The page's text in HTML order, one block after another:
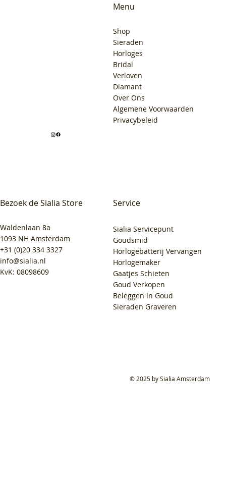
Bezoek de Sialia Store
Waldenlaan 8a
1093 NH Amsterdam
+31 (0)20 334 3327
info@sialia.nl
KvK: 08098609
Menu
Shop
Sieraden
Horloges
Bridal
Verloven
Diamant
Over Ons
Algemene Voorwaarden
Privacybeleid
Service
Sialia Servicepunt
Goudsmid
Horlogebatterij Vervangen
Horlogemaker
Gaatjes Schieten
Goud Verkopen
Beleggen in Goud
Sieraden Graveren
© 2025 by Sialia Amsterdam